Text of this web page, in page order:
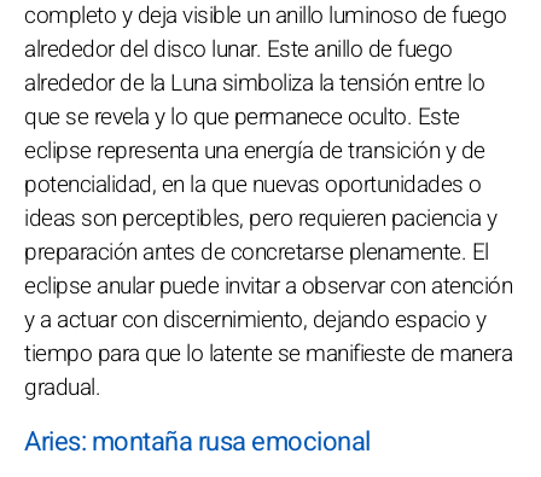
completo y deja visible un anillo luminoso de fuego
alrededor del disco lunar. Este anillo de fuego
alrededor de la Luna simboliza la tensión entre lo
que se revela y lo que permanece oculto. Este
eclipse representa una energía de transición y de
potencialidad, en la que nuevas oportunidades o
ideas son perceptibles, pero requieren paciencia y
preparación antes de concretarse plenamente. El
eclipse anular puede invitar a observar con atención
y a actuar con discernimiento, dejando espacio y
tiempo para que lo latente se manifieste de manera
gradual.
Aries: montaña rusa emocional